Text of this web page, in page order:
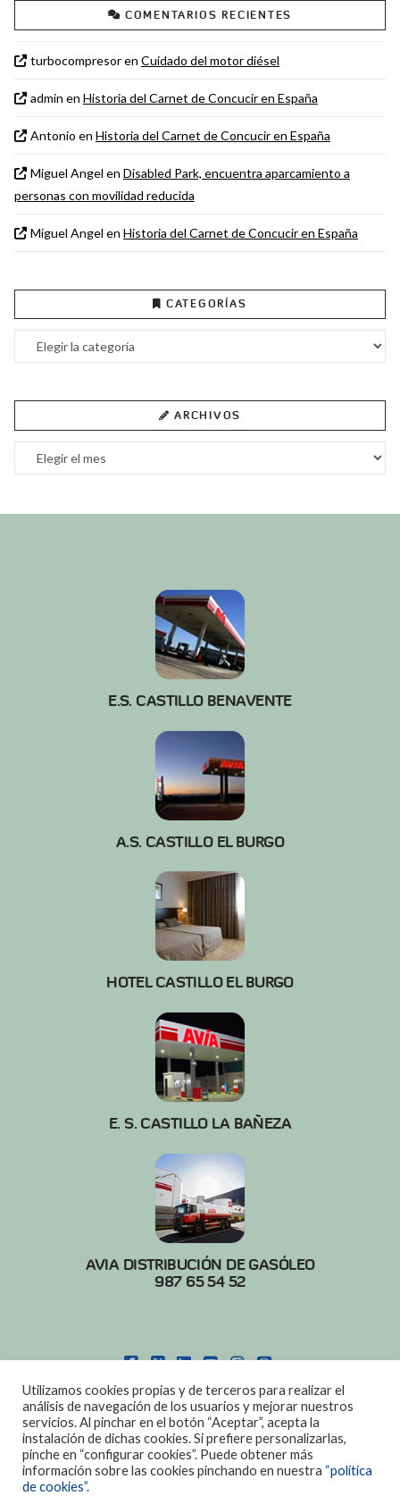
COMENTARIOS RECIENTES
turbocompresoren Cuidado del motor diésel
admin en Historia del Carnet de Concucir en España
Antonio en Historia del Carnet de Concucir en España
Miguel Angel en Disabled Park, encuentra aparcamiento a
personas con movilidad reducida
Miguel Angel en Historia del Carnet de Concucir en España
CATEGORÍAS
Categorías
ARCHIVOS
Archivos
E.S. CASTILLO BENAVENTE
A.S. CASTILLO EL BURGO
HOTEL CASTILLO EL BURGO
E. S. CASTILLO LA BAÑEZA
AVIA DISTRIBUCIÓN DE GASÓLEO
987 65 54 52
POLITICA DE COOKIES|AVISO LEGAL
DISEÑO: DIAN SISTEMAS
Utilizamos cookies propias y de terceros para realizar el
análisis de navegación de los usuarios y mejorar nuestros
servicios. Al pinchar en el botón “Aceptar”, acepta la
instalación de dichas cookies. Si prefiere personalizarlas,
pinche en “configurar cookies”. Puede obtener más
información sobre las cookies pinchando en nuestra “política
de cookies”.